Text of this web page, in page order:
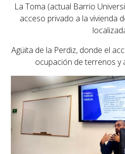
La Toma (actual Barrio
acceso privado a la vivienda
Agüita de la Perdiz, donde el
ocupación de terrenos y